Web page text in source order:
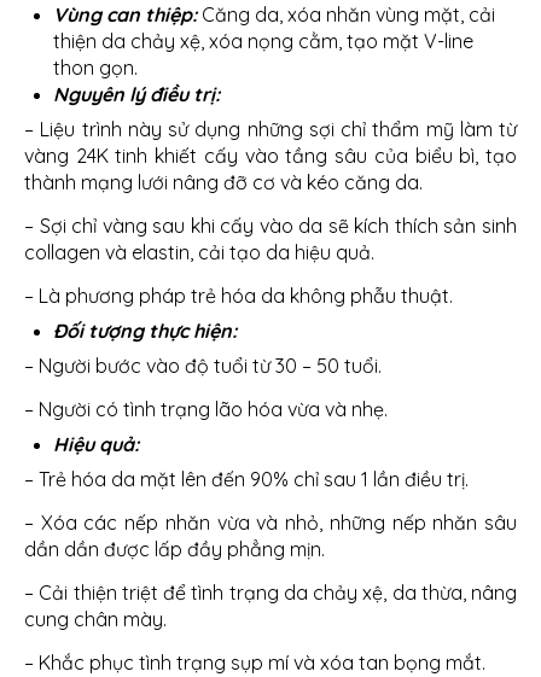
Vùng can thiệp:Căng da, xóa nhăn vùng mặt, cải
thiện da chảy xệ, xóa nọng cằm, tạo mặt V-line
thon gọn.
Nguyên lý điều trị:
– Liệu trình này sử dụng những sợi chỉ thẩm mỹ làm từ
vàng 24K tinh khiết cấy vào tầng sâu của biểu bì, tạo
thành mạng lưới nâng đỡ cơ và kéo căng da.
– Sợi chỉ vàng sau khi cấy vào da sẽ kích thích sản sinh
collagen và elastin, cải tạo da hiệu quả.
– Là phương pháp trẻ hóa da không phẫu thuật.
Đối tượng thực hiện:
– Người bước vào độ tuổi từ 30 – 50 tuổi.
– Người có tình trạng lão hóa vừa và nhẹ.
Hiệu quả:
– Trẻ hóa da mặt lên đến 90% chỉ sau 1 lần điều trị.
– Xóa các nếp nhăn vừa và nhỏ, những nếp nhăn sâu
dần dần được lấp đầy phẳng mịn.
– Cải thiện triệt để tình trạng da chảy xệ, da thừa, nâng
cung chân mày.
– Khắc phục tình trạng sụp mí và xóa tan bọng mắt.